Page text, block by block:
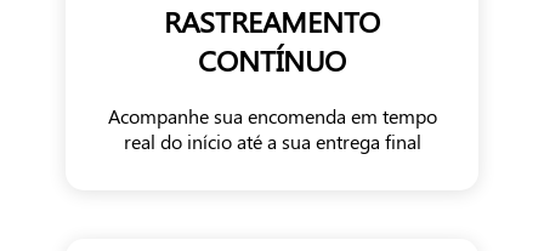
RASTREAMENTO
CONTÍNUO
Acompanhe sua encomenda em tempo
real do início até a sua entrega final